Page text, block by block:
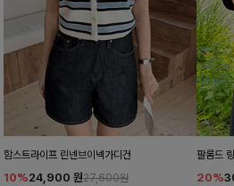
함스트라이프 린넨브이넥가디건
10%24,900 원27,600원
팔롬드
20%